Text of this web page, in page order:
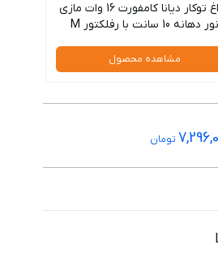
چراغ توکار دیانا کامفورت 16 وات مازی
نور دهانه 10 سانت با رفلکتور M
مشاهده محصول
تومان